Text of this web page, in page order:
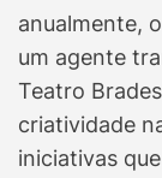
anualmente,
um agente
Teatro
criatividade
iniciativas